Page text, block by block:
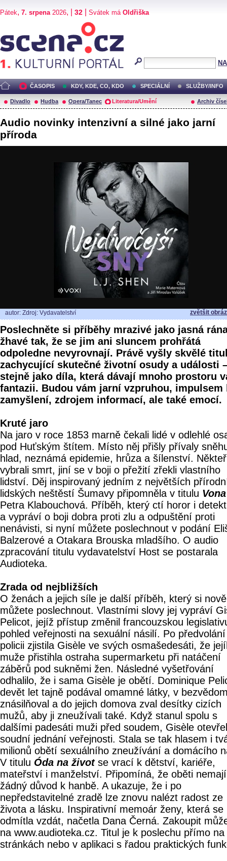
Pátek, 7. srpena2026, | 32 Svátek má Oldřiška
ČASOPIS KDY, KDE, CO, KDO SPECIÁLNÍ SLUŽBY/INFO
Divadlo Hudba Opera/Tanec Literatura/Umění Archiv
Audio novinky intenzivní a silné jako jarní
příroda
autor: Zdroj: Vydavatelství zvětšit
Poslechněte si příběhy mrazivé jako jasná
žhavé tak, že se jim ani sluncem prohřátá
odpoledne nevyrovnají. Právě vyšly skvělé
zachycující skutečné životní osudy a události
stejně jako díla, která dávají mnoho prostoru
fantazii. Budou vám jarní vzpruhou, impulsem
zamyšlení, zdrojem informací, ale také emocí.
Kruté jaro
Na jaro v roce 1853 marně čekali lidé v odlehlé
pod Huťským štítem. Místo něj přišly přívaly
hlad, neznámá epidemie, hrůza a šílenství.
vybrali smrt, jiní se v boji o přežití zřekli vlastního
lidství. Děj inspirovaný jedním z největších
lidských neštěstí Šumavy připomněla v titulu Vona
Petra Klabouchová. Příběh, který ctí horor i
a vypráví o boji dobra proti zlu a odpuštění proti
nenávisti, si nyní můžete poslechnout v podání
Balzerové a Otakara Brouska mladšího. O audio
zpracování titulu vydavatelství Host se postarala
Audioteka.
Zrada od nejbližších
O ženách a jejich síle je další příběh, který si nově
můžete poslechnout. Vlastními slovy jej vypráví
Pelicot, jejíž přístup změnil francouzskou
pohled veřejnosti na sexuální násilí. Po
policii zjistila Gisèle ve svých osmašedesáti, že
muže přistihla ostraha supermarketu při natáčení
záběrů pod sukněmi žen. Následné vyšetřování
odhalilo, že i sama Gisèle je obětí. Dominique
devět let tajně podával omamné látky, v
znásilňoval a do jejich domova zval desítky cizích
mužů, aby ji zneužívali také. Když stanul spolu s
dalšími padesáti muži před soudem, Gisèle
soudní jednání veřejnosti. Stala se tak hlasem i
milionů obětí sexuálního zneužívání a domácího
V titulu Óda na životse vrací k dětství, kariéře,
mateřství i manželství. Připomíná, že oběti nemají
žádný důvod k hanbě. A ukazuje, že i po
nepředstavitelné zradě lze znovu nalézt radost ze
života a lásku. Inspirativní memoár ženy, která se
odmítla vzdát, načetla Dana Černá. Zakoupit
na www.audioteka.cz. Titul je k poslechu přímo na
stránkách nebo v aplikaci s řadou praktických